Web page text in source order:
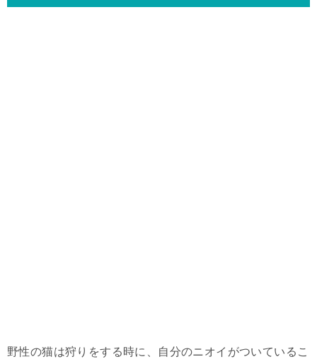
野性の猫は狩りをする時に、自分のニオイがついているこ